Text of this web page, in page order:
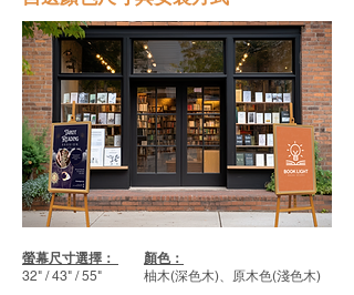
​螢幕尺寸選擇：
32" / 43" / 55"
顏色：
柚木(深色木)、原木色(淺色木)